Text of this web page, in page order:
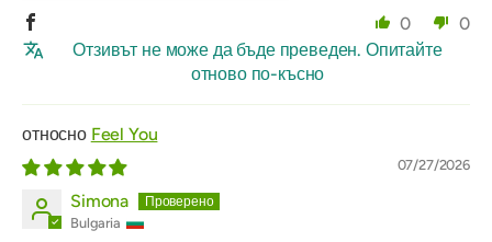
0
0
Отзивът не може да бъде преведен. Опитайте
отново по-късно
Feel You
07/27/2026
Simona
Bulgaria